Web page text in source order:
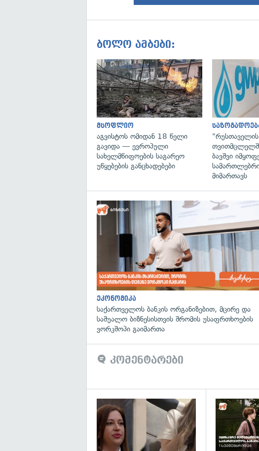
ბოლო ამბები:
გადახედვა
მსოფლიო
აგვისტოს ომიდან 18 წელი
გავიდა — ევროპული
სახელმწიფოების საგარეო
უწყებების განცხადებები
"რუსთაველის
ბავშვი
მიმართავს
ეკონომიკა
საქართველოს ბანკის ორგანიზებით, მცირე და
საშუალო ბიზნესისთვის შრომის უსაფრთხოების
ვორკშოპი გაიმართა
კომენტარები
გადახედვა